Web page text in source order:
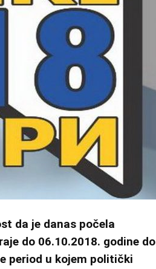
da je danas počela
do 06.10.2018. godine do
period u kojem politički